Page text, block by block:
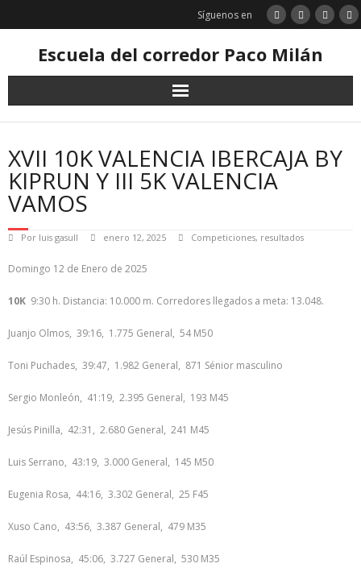
Síguenos en
Escuela del corredor Paco Milán
XVII 10K VALENCIA IBERCAJA BY
KIPRUN Y III 5K VALENCIA
VAMOS
Por luis gasull enero 12, 2025 Competiciones, resultados
Domingo 12 de Enero de 2025
10K 9:30 h. Distancia: 10.000 m. Corredores llegados a meta: 13.048.
Juanjo Olmos, 39:16, 1.775 General, 54 M50
Toni Puchades, 39:47, 1.982 General, 871 Sénior masculino
Sergio Monleón, 41:19, 2.395 General, 193 M45
Jesús Pinilla, 42:31, 2.680 General, 241 M45
Luis Serrano, 43:19, 3.000 General, 145 M50
Eugenia Rosa, 44:16, 3.302 General, 25 F45
Xuso Cano, 43:56, 3.387 General, 479 M35
Raúl Espinosa, 45:06, 3.727 General, 530 M35